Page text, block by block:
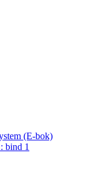
(E-bok)
bind 1